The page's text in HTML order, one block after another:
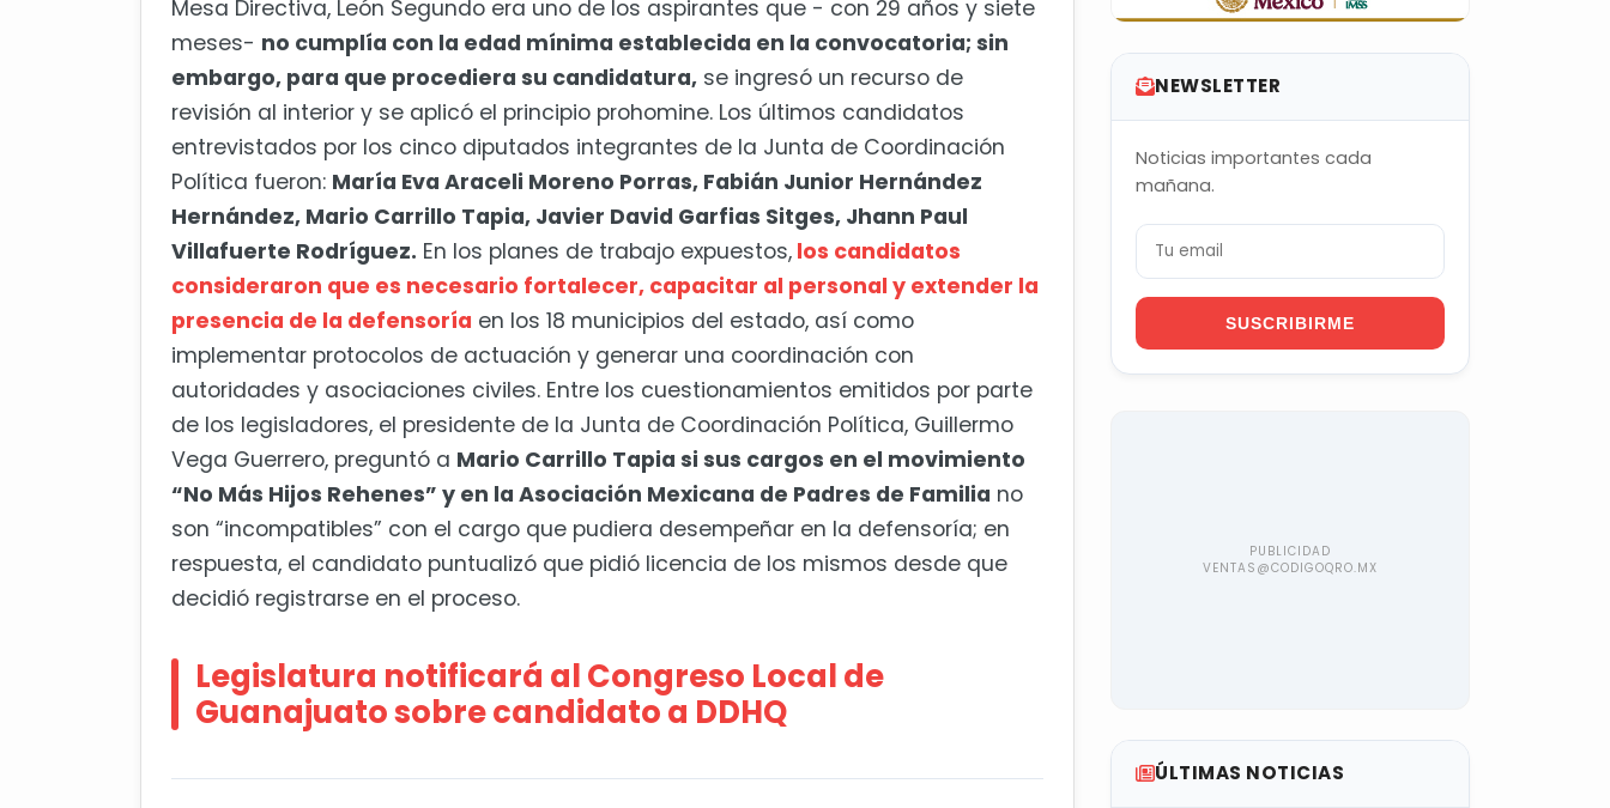
Mesa Directiva, León Segundo era uno de los aspirantes que - con 29 años y siete
meses- no cumplía con la edad mínima establecida en la convocatoria; sin
embargo, para que procediera su candidatura, se ingresó un recurso de
revisión al interior y se aplicó el principio prohomine. Los últimos candidatos
entrevistados por los cinco diputados integrantes de la Junta de Coordinación
Política fueron: María Eva Araceli Moreno Porras, Fabián Junior Hernández
Hernández, Mario Carrillo Tapia, Javier David Garfias Sitges, Jhann Paul
Villafuerte Rodríguez. En los planes de trabajo expuestos, los candidatos
consideraron que es necesario fortalecer, capacitar al personal y extender la
presencia de la defensoría en los 18 municipios del estado, así como
implementar protocolos de actuación y generar una coordinación con
autoridades y asociaciones civiles. Entre los cuestionamientos emitidos por parte
de los legisladores, el presidente de la Junta de Coordinación Política, Guillermo
Vega Guerrero, preguntó a Mario Carrillo Tapia si sus cargos en el movimiento
“No Más Hijos Rehenes” y en la Asociación Mexicana de Padres de Familia no
son “incompatibles” con el cargo que pudiera desempeñar en la defensoría; en
respuesta, el candidato puntualizó que pidió licencia de los mismos desde que
decidió registrarse en el proceso.
Legislatura notificará al Congreso Local de
Guanajuato sobre candidato a DDHQ
NEWSLETTER
Noticias importantes cada
mañana.
SUSCRIBIRME
ÚLTIMAS NOTICIAS